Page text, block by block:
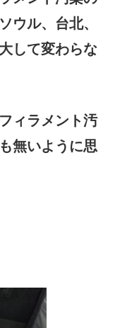
ウル、台北、
して変わらな
ィラメント汚
無いように思